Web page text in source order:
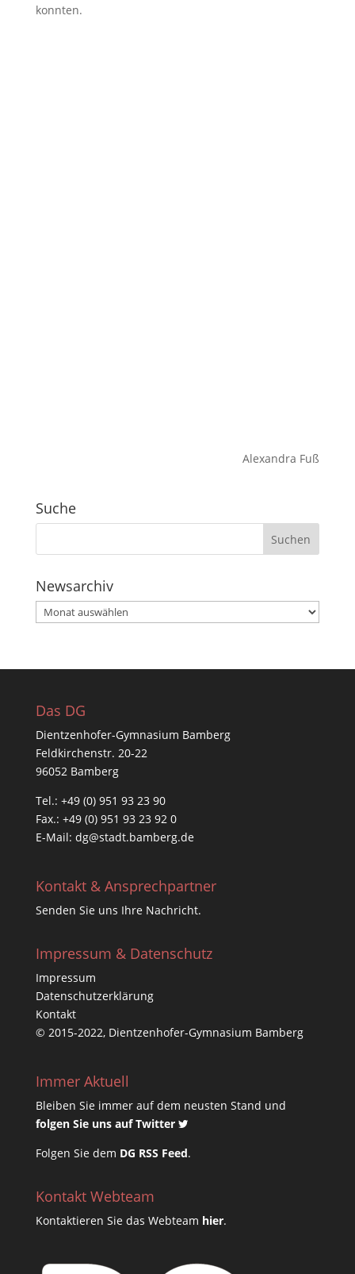
konnten.
Alexandra Fuß
Suche
Newsarchiv
Newsarchiv
Das DG
Dientzenhofer-Gymnasium Bamberg
Feldkirchenstr. 20-22
96052 Bamberg
Tel.: +49 (0) 951 93 23 90
Fax.: +49 (0) 951 93 23 92 0
E-Mail: dg@stadt.bamberg.de
Kontakt & Ansprechpartner
Senden Sie uns Ihre Nachricht.
Impressum & Datenschutz
Impressum
Datenschutzerklärung
Kontakt
© 2015-2022, Dientzenhofer-Gymnasium Bamberg
Immer Aktuell
Bleiben Sie immer auf dem neusten Stand und
folgen Sie uns auf Twitter
Folgen Sie dem DG RSS Feed.
Kontakt Webteam
Kontaktieren Sie das Webteam hier.